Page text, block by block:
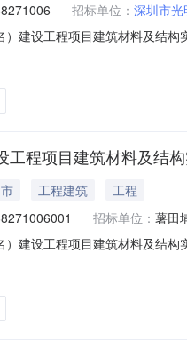
招标单位： 深圳市
）建设工程项目建筑材料及结
建设单位：深圳市光明区建筑
工程项目建筑材料及结
工程建筑
工程
招标单位： 薯田
）建设工程项目建筑材料及结
结构实体检测招标补充通知001